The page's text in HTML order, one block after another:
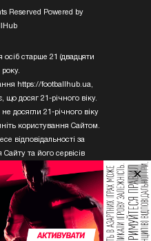
Reserved Powered by
старше 21 (двадцяти
https://footballhub.ua,
що досяг 21-річного віку.
досягли 21-річного віку
користування Сайтом.
відповідальності за
та його сервісів
21-річного віку.
на сайті, не можуть
особами без письмового
ІМІДЖЕС ЮКРЕЙН.
×